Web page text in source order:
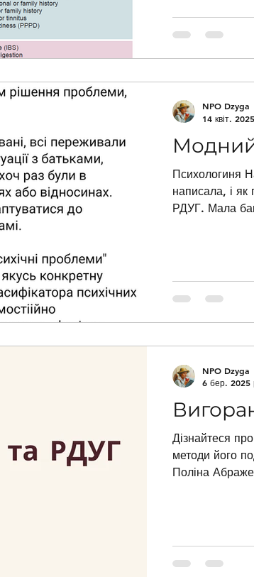
Психологиня
написала, і як
РДУГ. Мала
NPO Dzyga
14 квіт.
Дізнайтеся
методи його
Поліна
NPO Dzyga
6 бер. 2025